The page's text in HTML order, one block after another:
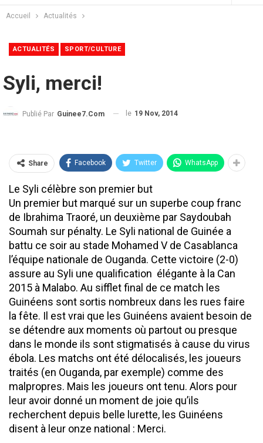
Accueil Actualités
ACTUALITÉS SPORT/CULTURE
Syli, merci!
Publié Par Guinee7.com le 19 Nov, 2014
Share Facebook Twitter WhatsApp
Le Syli célèbre son premier but
Un premier but marqué sur un superbe coup franc
de Ibrahima Traoré, un deuxième par Saydoubah
Soumah sur pénalty. Le Syli national de Guinée a
battu ce soir au stade Mohamed V de Casablanca
l’équipe nationale de Ouganda. Cette victoire (2-0)
assure au Syli une qualification élégante à la Can
2015 à Malabo. Au sifflet final de ce match les
Guinéens sont sortis nombreux dans les rues faire
la fête. Il est vrai que les Guinéens avaient besoin de
se détendre aux moments où partout ou presque
dans le monde ils sont stigmatisés à cause du virus
ébola. Les matchs ont été délocalisés, les joueurs
traités (en Ouganda, par exemple) comme des
malpropres. Mais les joueurs ont tenu. Alors pour
leur avoir donné un moment de joie qu’ils
recherchent depuis belle lurette, les Guinéens
disent à leur onze national : Merci.